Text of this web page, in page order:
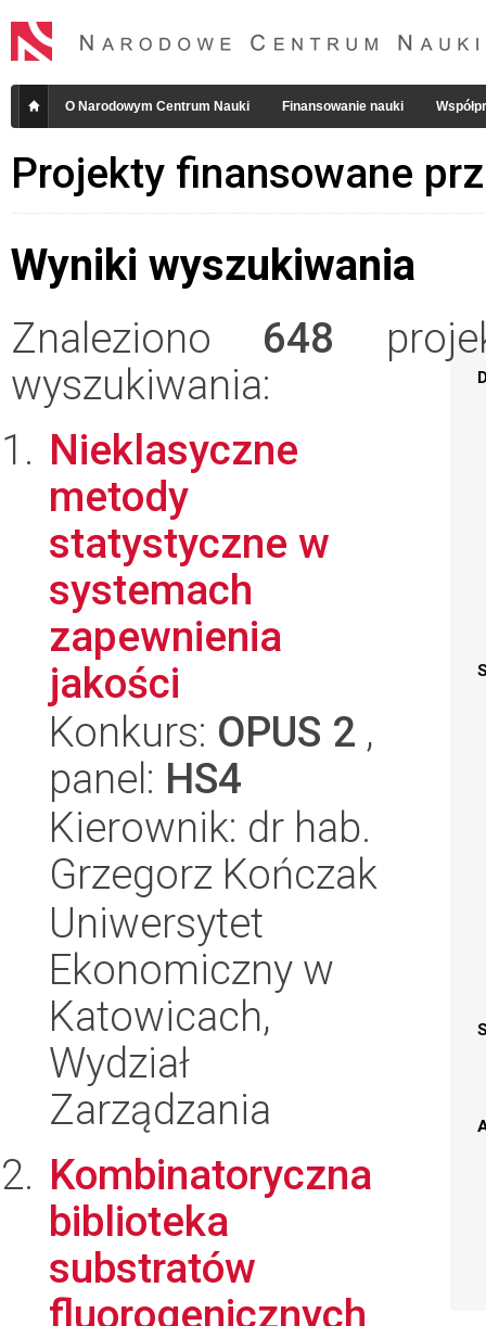
O Narodowym Centrum Nauki Finansowanie nauki
Projekty finansowane
Wyniki wyszukiwania
Znaleziono 648
wyszukiwania:
Nieklasyczne
metody
statystyczne w
systemach
zapewnienia
jakości
Konkurs: OPUS 2 ,
panel: HS4
Kierownik: dr hab.
Grzegorz Kończak
Uniwersytet
Ekonomiczny w
Katowicach,
Wydział
Zarządzania
Kombinatoryczna
biblioteka
substratów
fluorogenicznych